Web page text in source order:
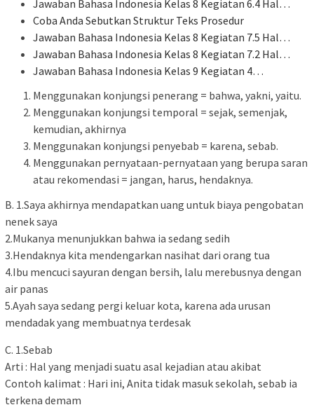
Jawaban Bahasa Indonesia Kelas 8 Kegiatan 6.4 Hal…
Coba Anda Sebutkan Struktur Teks Prosedur
Jawaban Bahasa Indonesia Kelas 8 Kegiatan 7.5 Hal…
Jawaban Bahasa Indonesia Kelas 8 Kegiatan 7.2 Hal…
Jawaban Bahasa Indonesia Kelas 9 Kegiatan 4…
Menggunakan konjungsi penerang = bahwa, yakni, yaitu.
Menggunakan konjungsi temporal = sejak, semenjak,
kemudian, akhirnya
Menggunakan konjungsi penyebab = karena, sebab.
Menggunakan pernyataan-pernyataan yang berupa saran
atau rekomendasi = jangan, harus, hendaknya.
B. 1.Saya akhirnya mendapatkan uang untuk biaya pengobatan
nenek saya
2.Mukanya menunjukkan bahwa ia sedang sedih
3.Hendaknya kita mendengarkan nasihat dari orang tua
4.Ibu mencuci sayuran dengan bersih, lalu merebusnya dengan
air panas
5.Ayah saya sedang pergi keluar kota, karena ada urusan
mendadak yang membuatnya terdesak
C. 1.Sebab
Arti : Hal yang menjadi suatu asal kejadian atau akibat
Contoh kalimat : Hari ini, Anita tidak masuk sekolah, sebab ia
terkena demam